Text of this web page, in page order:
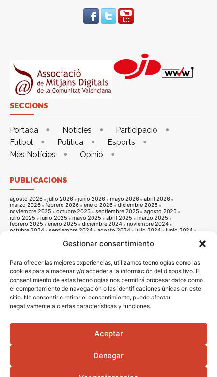
Gestionar consentimiento
Para ofrecer las mejores experiencias, utilizamos tecnologías como las
cookies para almacenar y/o acceder a la información del dispositivo. El
consentimiento de estas tecnologías nos permitirá procesar datos como
el comportamiento de navegación o las identificaciones únicas en este
sitio. No consentir o retirar el consentimiento, puede afectar
negativamente a ciertas características y funciones.
Aceptar
Denegar
SECCIONS
Portada Notícies
Participació
Futbol
Política
Esports
Més Notícies
Opinió
PUBLICACIONS
agosto 2026 julio 2026 junio 2026 mayo 2026
abril 2026
marzo 2026
febrero 2026 enero 2026
diciembre 2025
noviembre 2025
octubre 2025 septiembre 2025
agosto 2025
julio 2025
junio 2025 mayo 2025 abril 2025
marzo 2025
febrero 2025
enero 2025 diciembre 2024
noviembre 2024
octubre 2024
septiembre 2024 agosto 2024 julio 2024
junio 2024
noviembre 2023 octubre 2023
septiembre 2023
noviembre 2022
octubre 2022 septiembre 2022
agosto 2022
julio 2022
junio 2022 mayo 2022 abril 2022
marzo 2022
febrero 2022
enero 2022 diciembre 2021
noviembre 2021
octubre 2021
septiembre 2021 agosto 2021 julio 2021
junio 2021
mayo 2021
abril 2021 marzo 2021 febrero 2021
enero 2021
diciembre 2020
noviembre 2020
agosto 2020
julio 2020 junio 2020 mayo 2020
abril 2020
marzo 2020
febrero 2020 enero 2020 diciembre 2019
diciembre 2018
noviembre 2018 octubre 2018
septiembre 2018
junio 2018 mayo 2018
diciembre 2017
septiembre 2017
septiembre 2016
junio 2016